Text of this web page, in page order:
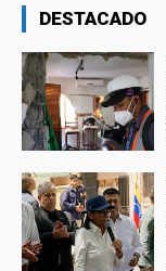
DESTACADO